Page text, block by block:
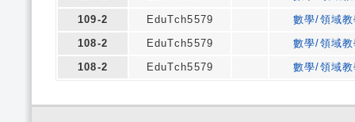
109-2
EduTch5579
數學/領域
108-2
EduTch5579
數學/領域
108-2
EduTch5579 數學/領域